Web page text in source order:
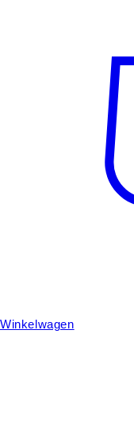
Winkelwagen